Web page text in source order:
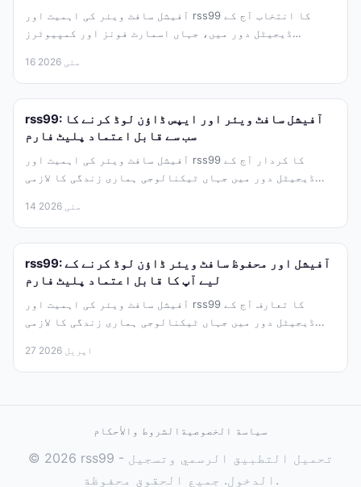
آفیشل سافٹ ویئر کی اہمیت اور rss99 کا انتخاب آج کے
ڈیجیٹل دور میں، جہاں اسمارٹ فونز اور کمپیوٹرز
16 مئی 2026
rss99: آفیشل سافٹ ویئر اور ایپس ڈاؤن لوڈ کرنے کا
سب سے قابل اعتماد پلیٹ فارم
آفیشل سافٹ ویئر کی اہمیت اور rss99 کا کردار آج کے
ڈیجیٹل دور میں جہاں ٹیکنالوجی ہماری زندگی کا لازمی...
14 مئی 2026
rss99: آفیشل اور محفوظ سافٹ ویئر ڈاؤن لوڈ کرنے کے
لیے آپ کا قابل اعتماد پلیٹ فارم
آفیشل سافٹ ویئر کی اہمیت اور rss99 کا تعارف آج کے
ڈیجیٹل دور میں جہاں ٹیکنالوجی ہماری زندگی کا لازمی...
27 اپریل 2026
الشروط والأحكام سياسة الخصوصية
© 2026 rss99 - تحميل التطبيق الرسمي وتسجيل
الدخول. جميع الحقوق محفوظة.